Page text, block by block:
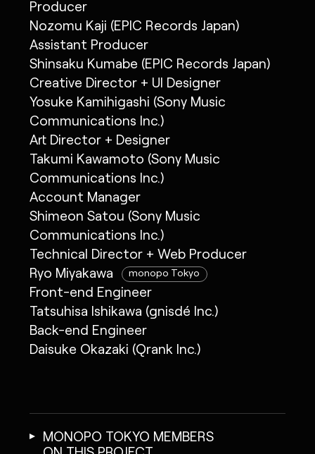
Producer
Nozomu Kaji (EPIC Records Japan)
Assistant Producer
Shinsaku Kumabe (EPIC Records Japan)
Creative Director + UI Designer
Yosuke Kamihigashi (Sony Music
Communications Inc.)
Art Director + Designer
Takumi Kawamoto (Sony Music
Communications Inc.)
Account Manager
Shimeon Satou (Sony Music
Communications Inc.)
Technical Director + Web Producer
Ryo Miyakawa
monopo Tokyo
Front-end Engineer
Tatsuhisa Ishikawa (gnisdé Inc.)
Back-end Engineer
Daisuke Okazaki (Qrank Inc.)
MONOPO TOKYO MEMBERS